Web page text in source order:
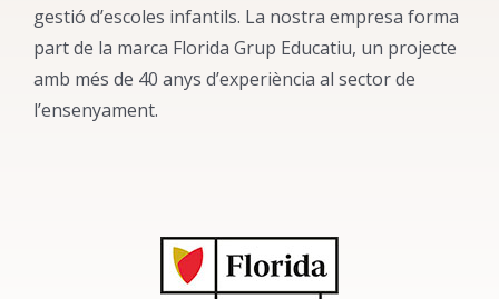
gestió d’escoles infantils. La nostra empresa forma
part de la marca Florida Grup Educatiu, un projecte
amb més de 40 anys d’experiència al sector de
l’ensenyament.